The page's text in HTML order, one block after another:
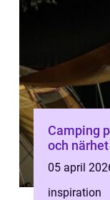
Camping
och
05 april
inspiration